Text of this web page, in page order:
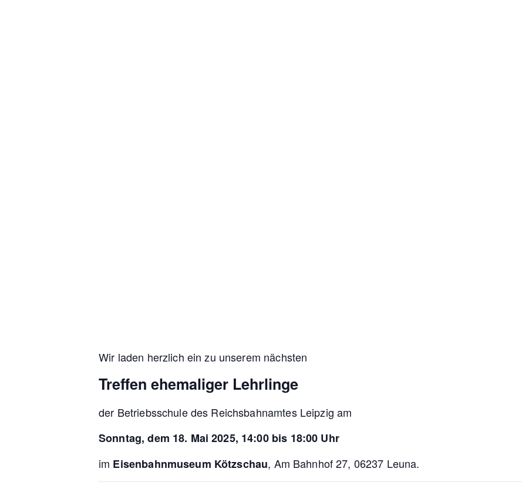
Wir laden herzlich ein zu unserem nächsten
Treffen ehemaliger Lehrlinge
der Betriebsschule des Reichsbahnamtes Leipzig am
Sonntag, dem 18. Mai 2025, 14:00 bis 18:00 Uhr
im Eisenbahnmuseum Kötzschau, Am Bahnhof 27, 06237 Leuna.